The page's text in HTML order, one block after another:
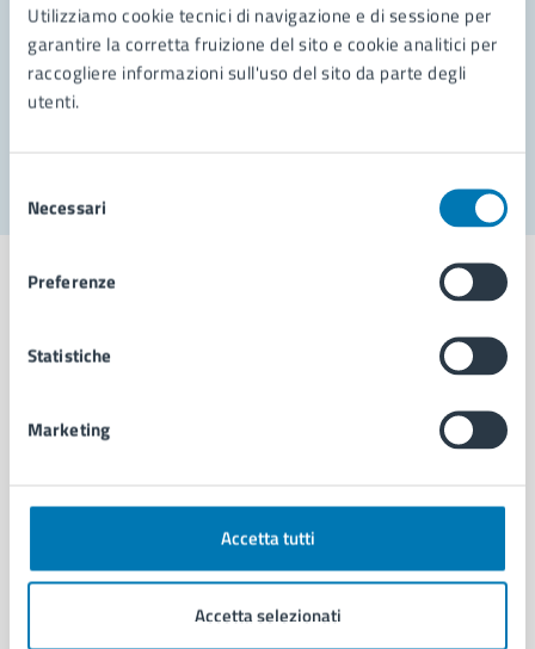
Utilizziamo cookie tecnici di navigazione e di sessione per
garantire la corretta fruizione del sito e cookie analitici per
raccogliere informazioni sull'uso del sito da parte degli
utenti.
delNecessari
Preferenze
Statistiche
Marketing
Accetta tutti
Accetta selezionati
Prenota appuntamento
Problemi in città
Comune di Napoli
AMMINISTRAZIONE
Organi di governo
Enti e fondazioni